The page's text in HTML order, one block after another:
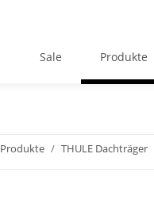
Sale Produkte
Produkte THULE Dachträger